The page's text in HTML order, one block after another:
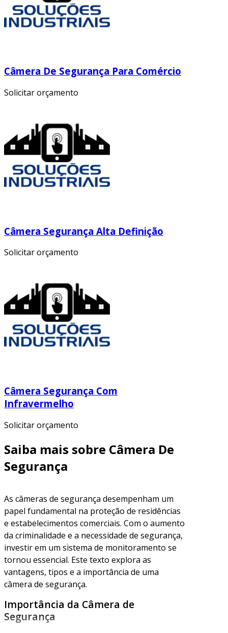
Câmera De Segurança Para Comércio
Solicitar orçamento
Câmera Segurança Alta Definição
Solicitar orçamento
Câmera Segurança Com
Infravermelho
Solicitar orçamento
Saiba mais sobre Câmera De
Segurança
As câmeras de segurança desempenham um
papel fundamental na proteção de residências
e estabelecimentos comerciais. Com o aumento
da criminalidade e a necessidade de segurança,
investir em um sistema de monitoramento se
tornou essencial. Este texto explora as
vantagens, tipos e a importância de uma
câmera de segurança.
Importância da Câmera de
Segurança